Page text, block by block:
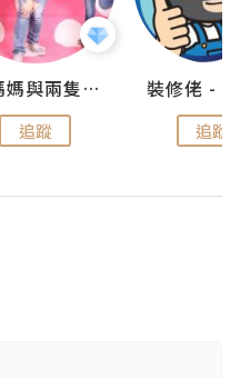
儍媽媽與兩隻小魔怪之家
追蹤 追蹤